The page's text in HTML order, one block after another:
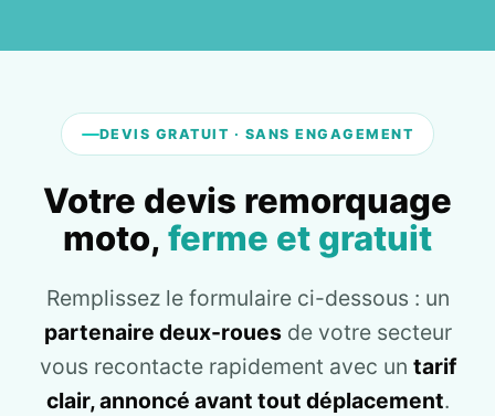
DEVIS GRATUIT · SANS ENGAGEMENT
Votre devis remorquage
moto, ferme et gratuit
Remplissez le formulaire ci-dessous : un
partenaire deux-rouesde votre secteur
vous recontacte rapidement avec un tarif
clair, annoncé avant tout déplacement.